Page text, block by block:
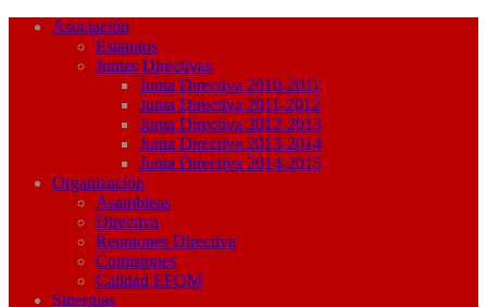
Asociación
Estatutos
Juntas Directivas
Junta Directiva 2010-2011
Junta Directiva 2011-2012
Junta Directiva 2012-2013
Junta Directiva 2013-2014
Junta Directiva 2014-2015
Organización
Asambleas
Directiva
Reuniones Directiva
Comisiones
Calidad EFQM
Sinergias